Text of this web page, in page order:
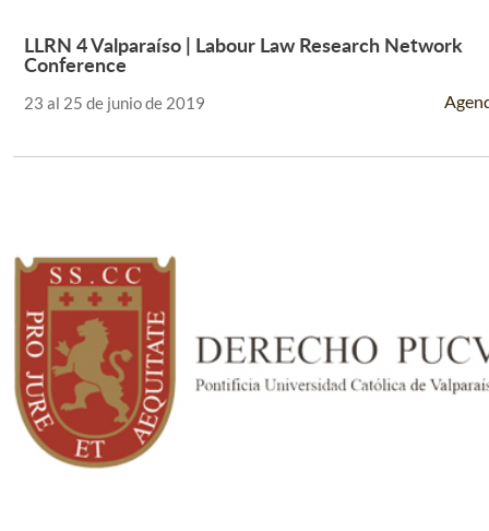
Leer Más +
LLRN 4 Valparaíso | Labour Law Research Network
Conference
23 al 25 de junio de 2019